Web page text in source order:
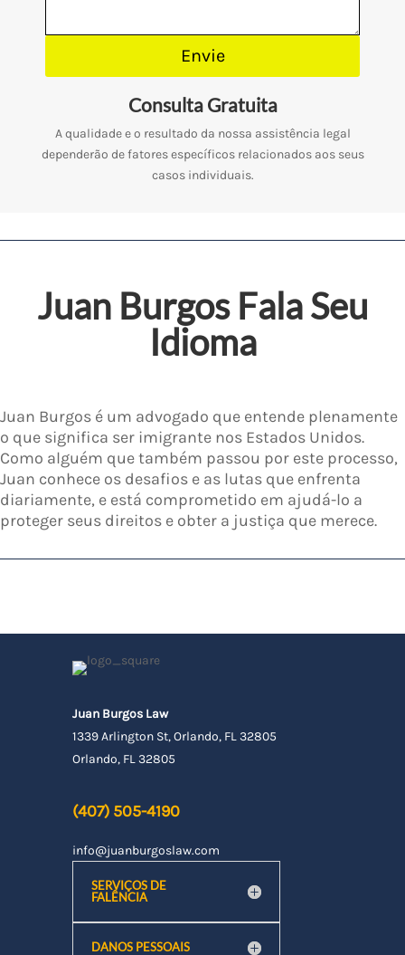
Envie
Consulta Gratuita
A qualidade e o resultado da nossa assistência legal
dependerão de fatores específicos relacionados aos seus
casos individuais.
Juan Burgos Fala Seu
Idioma
Juan Burgos é um advogado que entende plenamente
o que significa ser imigrante nos Estados Unidos.
Como alguém que também passou por este processo,
Juan conhece os desafios e as lutas que enfrenta
diariamente, e está comprometido em ajudá-lo a
proteger seus direitos e obter a justiça que merece.
Juan Burgos Law
1339 Arlington St, Orlando, FL 32805
Orlando, FL 32805
(407) 505-4190
info@juanburgoslaw.com
SERVIÇOS DE
FALÊNCIA
DANOS PESSOAIS